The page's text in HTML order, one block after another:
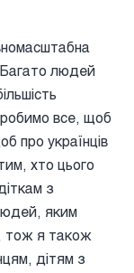
Багато людей
робимо все, щоб
про українців
хто цього
з
яким
тож я також
дітям з